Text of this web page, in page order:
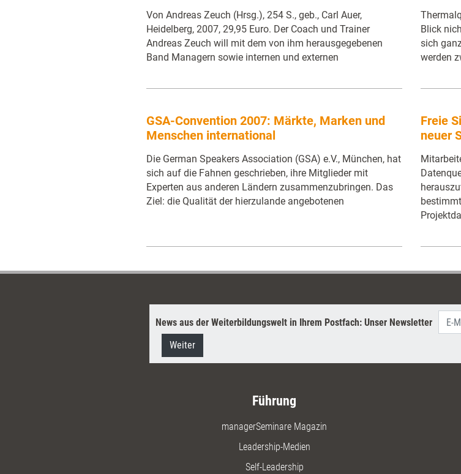
Von Andreas Zeuch (Hrsg.), 254 S., geb., Carl Auer,
Heidelberg, 2007, 29,95 Euro. Der Coach und Trainer
Andreas Zeuch will mit dem von ihm herausgegebenen
Band Managern sowie internen und externen
Blick
sich
werden
GSA-Convention 2007: Märkte, Marken und
Menschen international
Die German Speakers Association (GSA) e.V., München, hat
sich auf die Fahnen geschrieben, ihre Mitglieder mit
Experten aus anderen Ländern zusammenzubringen. Das
Ziel: die Qualität der hierzulande angebotenen
Freie
neuer
News aus der Weiterbildungswelt in Ihrem Postfach: Unser Newsletter
Weiter
Führung
managerSeminare Magazin
Leadership-Medien
Self-Leadership